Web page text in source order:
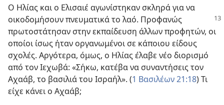
Ο Ηλίας και ο Ελισαιέ αγωνίστηκαν σκληρά για να
οικοδομήσουν πνευματικά το λαό. Προφανώς
πρωτοστάτησαν στην εκπαίδευση άλλων προφητών, οι
οποίοι ίσως ήταν οργανωμένοι σε κάποιου είδους
σχολές. Αργότερα, όμως, ο Ηλίας έλαβε νέο διορισμό
από τον Ιεχωβά: «Σήκω, κατέβα να συναντήσεις τον
Αχαάβ, το βασιλιά του Ισραήλ». (1 Βασιλέων 21:18) Τι
είχε κάνει ο Αχαάβ;